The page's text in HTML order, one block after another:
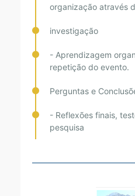
organização através
investigação
- Aprendizagem
repetição do evento.
Perguntas e
- Reflexões finais,
pesquisa